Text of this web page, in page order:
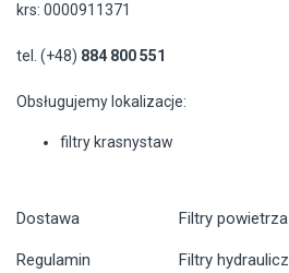
krs: 0000911371
tel. (+48) 884 800 551
Obsługujemy lokalizacje:
filtry krasnystaw
Dostawa
Regulamin
Filtry powietrza
Filtry